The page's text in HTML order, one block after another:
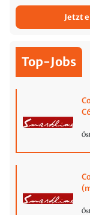
Jetzt
Top-Jobs